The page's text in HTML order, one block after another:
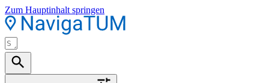
Zum Hauptinhalt springen